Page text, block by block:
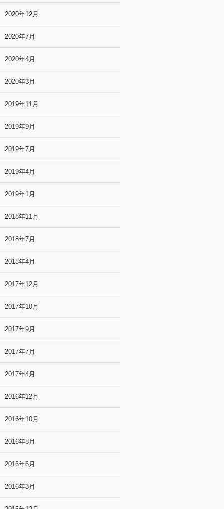
2020年12月
2020年7月
2020年4月
2020年3月
2019年11月
2019年9月
2019年7月
2019年4月
2019年1月
2018年11月
2018年7月
2018年4月
2017年12月
2017年10月
2017年9月
2017年7月
2017年4月
2016年12月
2016年10月
2016年8月
2016年6月
2016年3月